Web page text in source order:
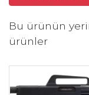
Bu ürünün
ürünler